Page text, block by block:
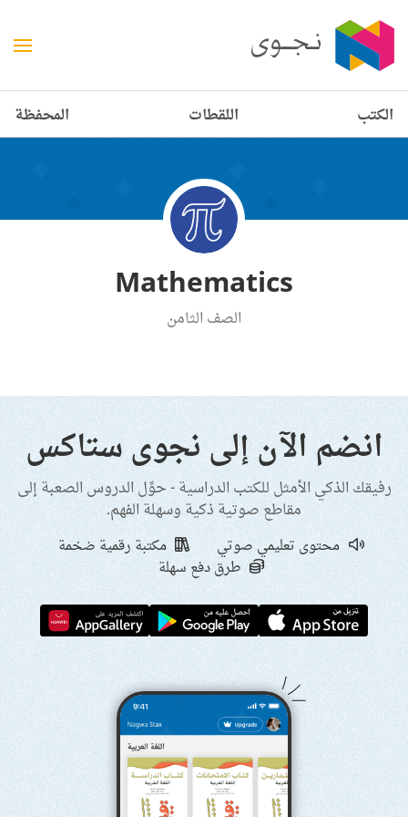
الكتب اللقطات المحفظة
Mathematics
الصف الثامن
انضم الآن إلى نجوى ستاكس
رفيقك الذكي الأمثل للكتب الدراسية - حوِّل الدروس الصعبة إلى
مقاطع صوتية ذكية وسهلة الفهم.
محتوى تعليمي صوتي
مكتبة رقمية ضخمة
طرق دفع سهلة